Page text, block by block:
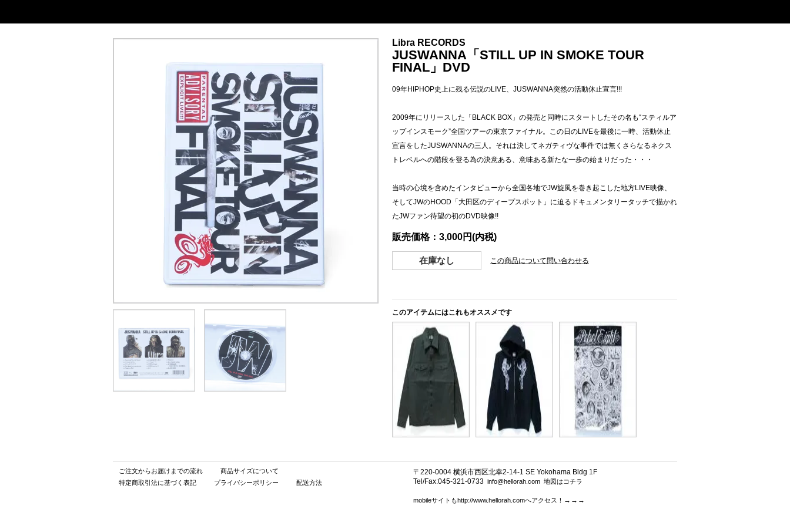
Libra RECORDS
JUSWANNA「STILL UP IN SMOKE TOUR
FINAL」DVD
09年HIPHOP史上に残る伝説のLIVE、JUSWANNA突然の活動休止宣言!!!
2009年にリリースした「BLACK BOX」の発売と同時にスタートしたその名も“スティルア
ップインスモーク”全国ツアーの東京ファイナル。この日のLIVEを最後に一時、活動休止
宣言をしたJUSWANNAの三人。それは決してネガティヴな事件では無くさらなるネクス
トレベルへの階段を登る為の決意ある、意味ある新たな一歩の始まりだった・・・
当時の心境を含めたインタビューから全国各地でJW旋風を巻き起こした地方LIVE映像、
そしてJWのHOOD「大田区のディープスポット」に迫るドキュメンタリータッチで描かれ
たJWファン待望の初のDVD映像!!
販売価格：3,000円(内税)
在庫なし この商品について問い合わせる
このアイテムにはこれもオススメです
ご注文からお届けまでの流れ
商品サイズについて
特定商取引法に基づく表記
プライバシーポリシー 配送方法
〒220-0004 横浜市西区北幸2-14-1 SE Yokohama Bldg 1F
Tel/Fax:045-321-0733 info@hellorah.com 地図はコチラ
mobileサイトもhttp://www.hellorah.comへアクセス！ →→→